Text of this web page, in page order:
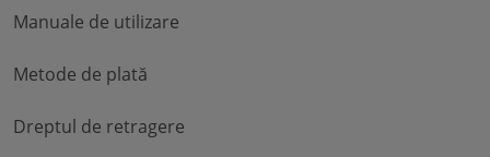
Manuale de utilizare
Metode de plată
Dreptul de retragere